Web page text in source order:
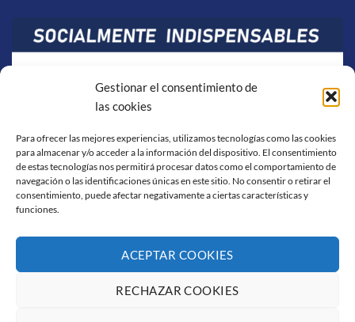
Gestionar el consentimiento de
las cookies
Para ofrecer las mejores experiencias, utilizamos tecnologías como las cookies
para almacenar y/o acceder a la información del dispositivo. El consentimiento
de estas tecnologías nos permitirá procesar datos como el comportamiento de
navegación o las identificaciones únicas en este sitio. No consentir o retirar el
consentimiento, puede afectar negativamente a ciertas características y
funciones.
ACEPTAR COOKIES
RECHAZAR COOKIES
Visa PayPal Stripe MasterCard